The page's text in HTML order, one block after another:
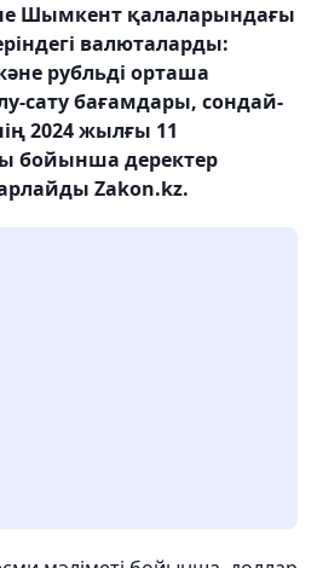
Шымкент қалаларындағы
валюталарды:
рубльді орташа
сату бағамдары, сондай-
2024 жылғы 11
бойынша деректер
Zakon.kz.